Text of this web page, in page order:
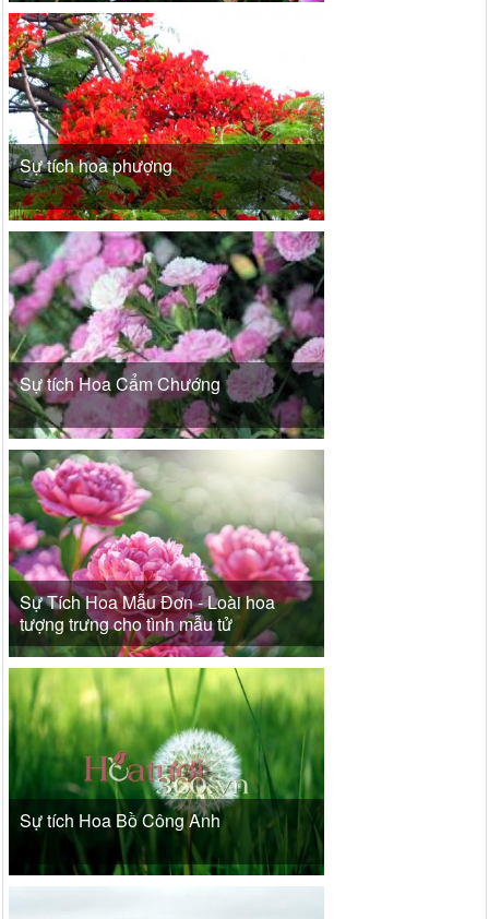
Sự tích hoa phượng
Sự tích Hoa Cẩm Chướng
Sự Tích Hoa Mẫu Đơn - Loài hoa
tượng trưng cho tình mẫu tử
Sự tích Hoa Bồ Công Anh